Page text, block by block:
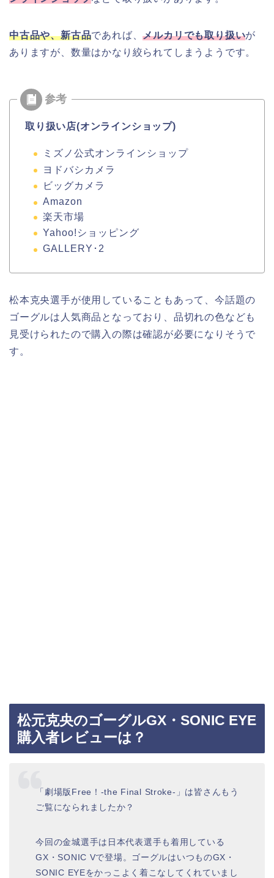
中古品や、新古品であれば、メルカリでも取り扱いが
ありますが、数量はかなり絞られてしまうようです。
取り扱い店(オンラインショップ)
ミズノ公式オンラインショップ
ヨドバシカメラ
ビッグカメラ
Amazon
楽天市場
Yahoo!ショッピング
GALLERY･2
松本克央選手が使用していることもあって、今話題の
ゴーグルは人気商品となっており、品切れの色なども
見受けられたので購入の際は確認が必要になりそうで
す。
松元克央のゴーグルGX・SONIC EYE
購入者レビューは？
「劇場版Free！-the Final Stroke-」は皆さんもう
ご覧になられましたか？
今回の金城選手は日本代表選手も着用している
GX・SONIC Vで登場。ゴーグルはいつものGX・
SONIC EYEをかっこよく着こなしてくれていまし